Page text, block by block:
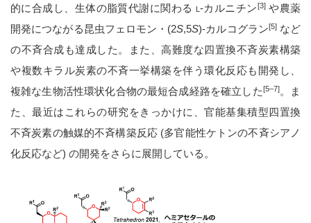
的に合成し、生体の脂質代謝に関わる
L -カルニチン[3]や農薬
開発につながる昆虫フェロモン・(2S,5S)-カルコグラン[5]など
の不斉合成も達成した。また、高難度な四置換不斉炭素構築
や複数キラル炭素の不斉一挙構築を伴う環化反応も開発し、
複雑な生物活性環状化合物の最短合成経路を確立した[5–7]。ま
た、最近はこれらの研究をきっかけに、官能基集積型四置換
不斉炭素の触媒的不斉構築反応 (多官能性ケトンの不斉シアノ
化反応など) の開発をさらに展開している。